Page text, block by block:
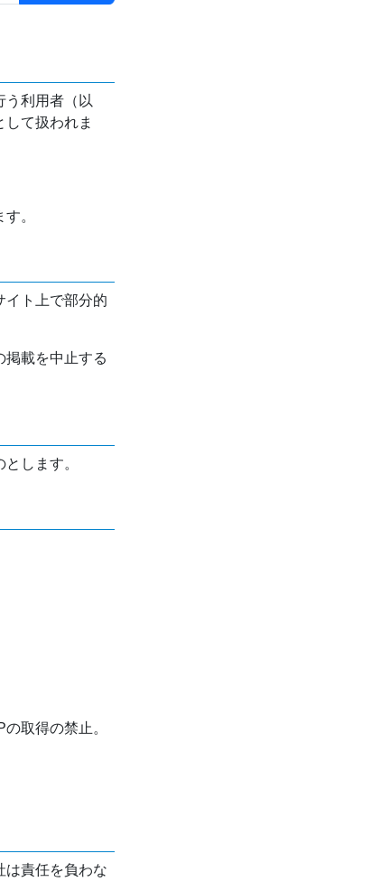
う利用者（以
て扱われま
。
イト上で部分的
掲載を中止する
します。
取得の禁止。
は責任を負わな